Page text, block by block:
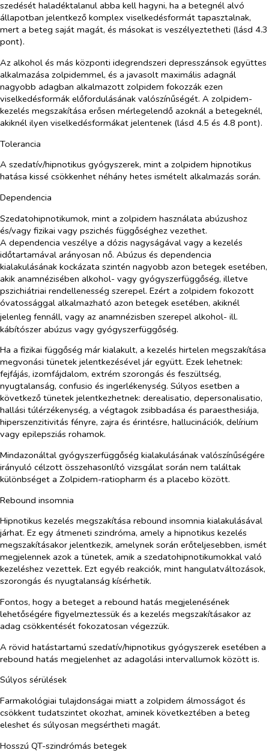
szedését haladéktalanul abba kell hagyni, ha a betegnél alvó
állapotban jelentkező komplex viselkedésformát tapasztalnak,
mert a beteg saját magát, és másokat is veszélyeztetheti (lásd 4.3
pont).
Az alkohol és más központi idegrendszeri depresszánsok együttes
alkalmazása zolpidemmel, és a javasolt maximális adagnál
nagyobb adagban alkalmazott zolpidem fokozzák ezen
viselkedésformák előfordulásának valószínűségét. A zolpidem-
kezelés megszakítása erősen mérlegelendő azoknál a betegeknél,
akiknél ilyen viselkedésformákat jelentenek (lásd 4.5 és 4.8 pont).
Tolerancia
A szedatív/hipnotikus gyógyszerek, mint a zolpidem hipnotikus
hatása kissé csökkenhet néhány hetes ismételt alkalmazás során.
Dependencia
Szedatohipnotikumok, mint a zolpidem használata abúzushoz
és/vagy fizikai vagy pszichés függőséghez vezethet.
A dependencia veszélye a dózis nagyságával vagy a kezelés
időtartamával arányosan nő. Abúzus és dependencia
kialakulásának kockázata szintén nagyobb azon betegek esetében,
akik anamnézisében alkohol- vagy gyógyszerfüggőség, illetve
pszichiátriai rendellenesség szerepel. Ezért a zolpidem fokozott
óvatossággal alkalmazható azon betegek esetében, akiknél
jelenleg fennáll, vagy az anamnézisben szerepel alkohol- ill.
kábítószer abúzus vagy gyógyszerfüggőség.
Ha a fizikai függőség már kialakult, a kezelés hirtelen megszakítása
megvonási tünetek jelentkezésével jár együtt. Ezek lehetnek:
fejfájás, izomfájdalom, extrém szorongás és feszültség,
nyugtalanság, confusio és ingerlékenység. Súlyos esetben a
következő tünetek jelentkezhetnek: derealisatio, depersonalisatio,
hallási túlérzékenység, a végtagok zsibbadása és paraesthesiája,
hiperszenzitivitás fényre, zajra és érintésre, hallucinációk, delírium
vagy epilepsziás rohamok.
Mindazonáltal gyógyszerfüggőség kialakulásának valószínűségére
irányuló célzott összehasonlító vizsgálat során nem találtak
különbséget a Zolpidem-ratiopharm és a placebo között.
Rebound insomnia
Hipnotikus kezelés megszakítása rebound insomnia kialakulásával
járhat. Ez egy átmeneti szindróma, amely a hipnotikus kezelés
megszakításakor jelentkezik, amelynek során erőteljesebben, ismét
megjelennek azok a tünetek, amik a szedatohipnotikumokkal való
kezeléshez vezettek. Ezt egyéb reakciók, mint hangulatváltozások,
szorongás és nyugtalanság kísérhetik.
Fontos, hogy a beteget a rebound hatás megjelenésének
lehetőségére figyelmeztessük és a kezelés megszakításakor az
adag csökkentését fokozatosan végezzük.
A rövid hatástartamú szedatív/hipnotikus gyógyszerek esetében a
rebound hatás megjelenhet az adagolási intervallumok között is.
Súlyos sérülések
Farmakológiai tulajdonságai miatt a zolpidem álmosságot és
csökkent tudatszintet okozhat, aminek következtében a beteg
eleshet és súlyosan megsértheti magát.
Hosszú QT-szindrómás betegek